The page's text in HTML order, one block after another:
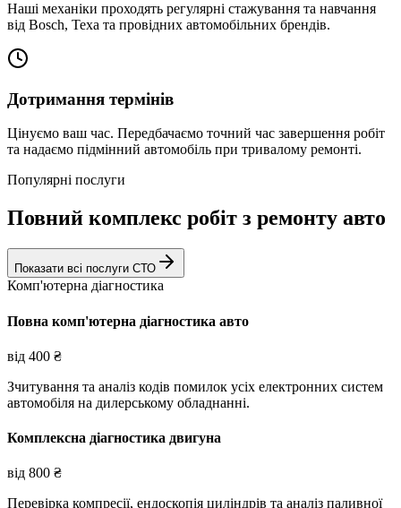
Наші механіки проходять регулярні стажування та навчання
від Bosch, Texa та провідних автомобільних брендів.
Дотримання термінів
Цінуємо ваш час. Передбачаємо точний час завершення робіт
та надаємо підмінний автомобіль при тривалому ремонті.
Популярні послуги
Повний комплекс робіт з ремонту авто
Показати всі послуги СТО
Комп'ютерна діагностика
Повна комп'ютерна діагностика авто
від 400 ₴
Зчитування та аналіз кодів помилок усіх електронних систем
автомобіля на дилерському обладнанні.
Комплексна діагностика двигуна
від 800 ₴
Перевірка компресії, ендоскопія циліндрів та аналіз паливної